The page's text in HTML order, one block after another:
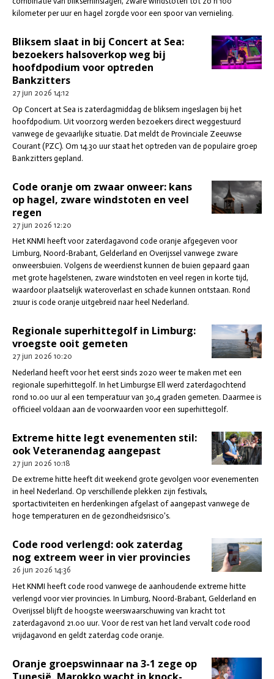
kilometer per uur en hagel zorgde voor een spoor van vernieling.
Bliksem slaat in bij Concert at Sea:
bezoekers halsoverkop weg bij
hoofdpodium voor optreden
Bankzitters
27 jun 2026 14:12
Op Concert at Sea is zaterdagmiddag de bliksem ingeslagen bij het
hoofdpodium. Uit voorzorg werden bezoekers direct weggestuurd
vanwege de gevaarlijke situatie. Dat meldt de Provinciale Zeeuwse
Courant (PZC). Om 14.30 uur staat het optreden van de populaire groep
Bankzitters gepland.
Code oranje om zwaar onweer: kans
op hagel, zware windstoten en veel
regen
27 jun 2026 12:20
Het KNMI heeft voor zaterdagavond code oranje afgegeven voor
Limburg, Noord-Brabant, Gelderland en Overijssel vanwege zware
onweersbuien. Volgens de weerdienst kunnen de buien gepaard gaan
met grote hagelstenen, zware windstoten en veel regen in korte tijd,
waardoor plaatselijk wateroverlast en schade kunnen ontstaan. Rond
21uur is code oranje uitgebreid naar heel Nederland.
Regionale superhittegolf in Limburg:
vroegste ooit gemeten
27 jun 2026 10:20
Nederland heeft voor het eerst sinds 2020 weer te maken met een
regionale superhittegolf. In het Limburgse Ell werd zaterdagochtend
rond 10.00 uur al een temperatuur van 30,4 graden gemeten. Daarmee is
officieel voldaan aan de voorwaarden voor een superhittegolf.
Extreme hitte legt evenementen stil:
ook Veteranendag aangepast
27 jun 2026 10:18
De extreme hitte heeft dit weekend grote gevolgen voor evenementen
in heel Nederland. Op verschillende plekken zijn festivals,
sportactiviteiten en herdenkingen afgelast of aangepast vanwege de
hoge temperaturen en de gezondheidsrisico's.
Code rood verlengd: ook zaterdag
nog extreem weer in vier provincies
26 jun 2026 14:36
Het KNMI heeft code rood vanwege de aanhoudende extreme hitte
verlengd voor vier provincies. In Limburg, Noord-Brabant, Gelderland en
Overijssel blijft de hoogste weerswaarschuwing van kracht tot
zaterdagavond 21.00 uur. Voor de rest van het land vervalt code rood
vrijdagavond en geldt zaterdag code oranje.
Oranje groepswinnaar na 3-1 zege op